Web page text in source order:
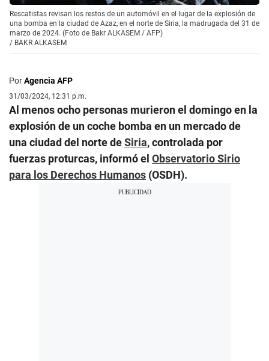
Rescatistas revisan los restos de un automóvil en el lugar de la explosión de
una bomba en la ciudad de Azaz, en el norte de Siria, la madrugada del 31 de
marzo de 2024. (Foto de Bakr ALKASEM / AFP)
/ BAKR ALKASEM
PorAgencia AFP
31/03/2024, 12:31 p.m.
Al menos ocho personas murieron el domingo en la
explosión de un coche bomba en un mercado de
una ciudad del norte deSiria, controlada por
fuerzas proturcas, informó el Observatorio Sirio
para los Derechos Humanos (OSDH).